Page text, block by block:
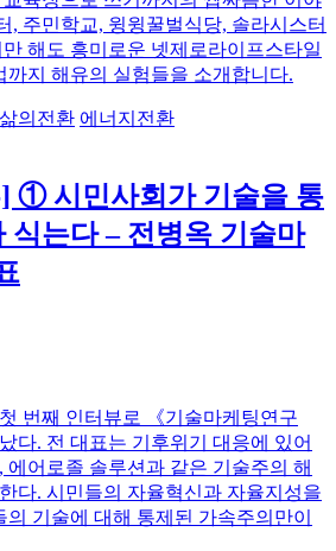
, 주민학교, 윙윙꿀벌식당, 솔라시스터
해도 흥미로운 넷제로라이프스타일
지 해유의 실험들을 소개합니다.
삶의전환 에너지전환
① 시민사회가 기술을 통
식는다 – 전병옥 기술마
번째 인터뷰로 《기술마케팅연구
다. 전 대표는 기후위기 대응에 있어
어로졸 솔루션과 같은 기술주의 해
다. 시민들의 자율혁신과 자율지성을
기술에 대해 통제된 가속주의만이